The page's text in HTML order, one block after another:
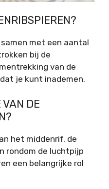
met een aantal
bij de
van de
je kunt inademen.
VAN DE
het middenrif, de
rondom de luchtpijp
een belangrijke rol